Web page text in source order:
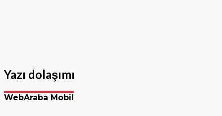
Yazı dolaşımı
WebAraba Mobil